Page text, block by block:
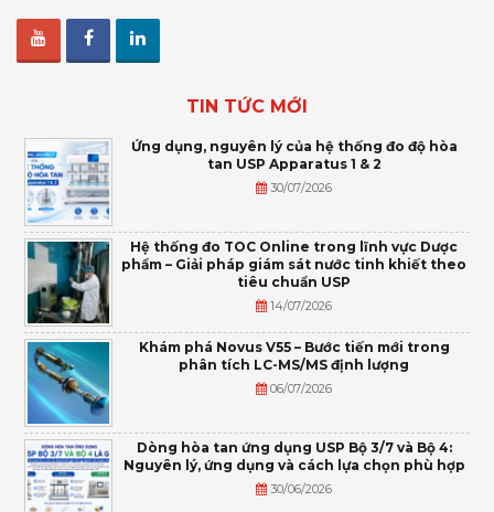
TIN TỨC MỚI
Ứng dụng, nguyên lý của hệ thống đo độ hòa
tan USP Apparatus 1 & 2
30/07/2026
Hệ thống đo TOC Online trong lĩnh vực Dược
phẩm – Giải pháp giám sát nước tinh khiết theo
tiêu chuẩn USP
14/07/2026
Khám phá Novus V55 – Bước tiến mới trong
phân tích LC-MS/MS định lượng
06/07/2026
Dòng hòa tan ứng dụng USP Bộ 3/7 và Bộ 4:
Nguyên lý, ứng dụng và cách lựa chọn phù hợp
30/06/2026